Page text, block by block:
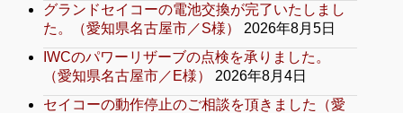
グランドセイコーの電池交換が完了いたしまし
た。（愛知県名古屋市／S様）
2026年8月5日
IWCのパワーリザーブの点検を承りました。
（愛知県名古屋市／E様）
2026年8月4日
セイコーの動作停止のご相談を頂きました（愛